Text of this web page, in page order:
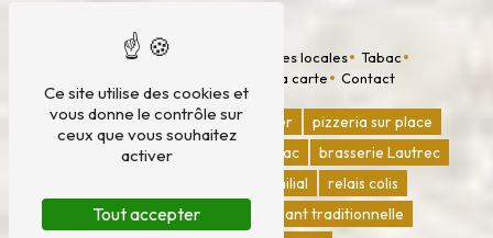
Accueil Restaurant Épiceries locales
Tabac
La carte Contact
restaurant pizzeria a emporter
pizzeria sur place
terrasse de restaurant
bar tabac
brasserie Lautrec
restaurant familial
relais colis
déposer mon colis
restaurant traditionnelle
Ce site utilise des cookies et
vous donne le contrôle sur
ceux que vous souhaitez
activer
Tout accepter